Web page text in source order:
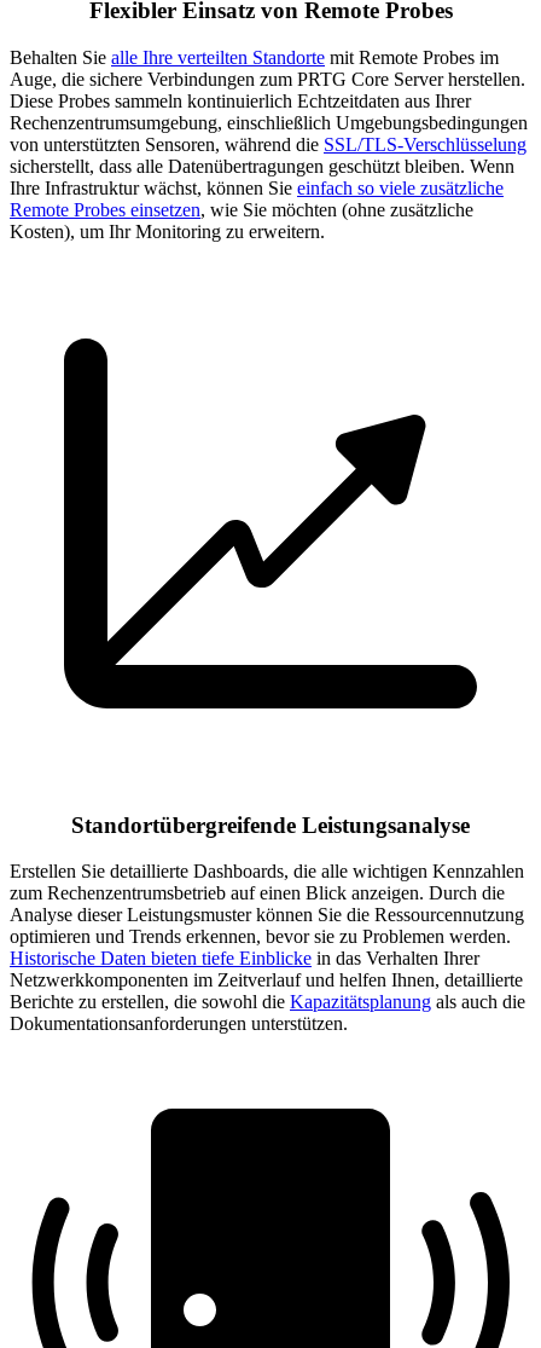
Flexibler Einsatz von Remote Probes
Behalten Sie alle Ihre verteilten Standorte mit Remote Probes im
Auge, die sichere Verbindungen zum PRTG Core Server herstellen.
Diese Probes sammeln kontinuierlich Echtzeitdaten aus Ihrer
Rechenzentrumsumgebung, einschließlich Umgebungsbedingungen
von unterstützten Sensoren, während die SSL/TLS-Verschlüsselung
sicherstellt, dass alle Datenübertragungen geschützt bleiben. Wenn
Ihre Infrastruktur wächst, können Sie einfach so viele zusätzliche
Remote Probes einsetzen, wie Sie möchten (ohne zusätzliche
Kosten), um Ihr Monitoring zu erweitern.
Standortübergreifende Leistungsanalyse
Erstellen Sie detaillierte Dashboards, die alle wichtigen Kennzahlen
zum Rechenzentrumsbetrieb auf einen Blick anzeigen. Durch die
Analyse dieser Leistungsmuster können Sie die Ressourcennutzung
optimieren und Trends erkennen, bevor sie zu Problemen werden.
Historische Daten bieten tiefe Einblicke in das Verhalten Ihrer
Netzwerkkomponenten im Zeitverlauf und helfen Ihnen, detaillierte
Berichte zu erstellen, die sowohl die Kapazitätsplanung als auch die
Dokumentationsanforderungen unterstützen.